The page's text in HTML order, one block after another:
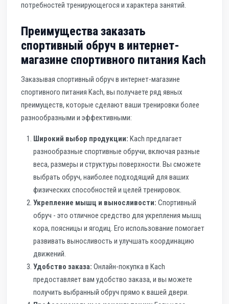
потребностей тренирующегося и характера занятий.
Преимущества заказать
спортивный обруч в интернет-
магазине спортивного питания Kach
Заказывая спортивный обруч в интернет-магазине
спортивного питания Kach, вы получаете ряд явных
преимуществ, которые сделают ваши тренировки более
разнообразными и эффективными:
Широкий выбор продукции: Kach предлагает
разнообразные спортивные обручи, включая разные
веса, размеры и структуры поверхности. Вы сможете
выбрать обруч, наиболее подходящий для ваших
физических способностей и целей тренировок.
Укрепление мышц и выносливости: Спортивный
обруч - это отличное средство для укрепления мышц
кора, поясницы и ягодиц. Его использование помогает
развивать выносливость и улучшать координацию
движений.
Удобство заказа: Онлайн-покупка в Kach
предоставляет вам удобство заказа, и вы можете
получить выбранный обруч прямо к вашей двери.